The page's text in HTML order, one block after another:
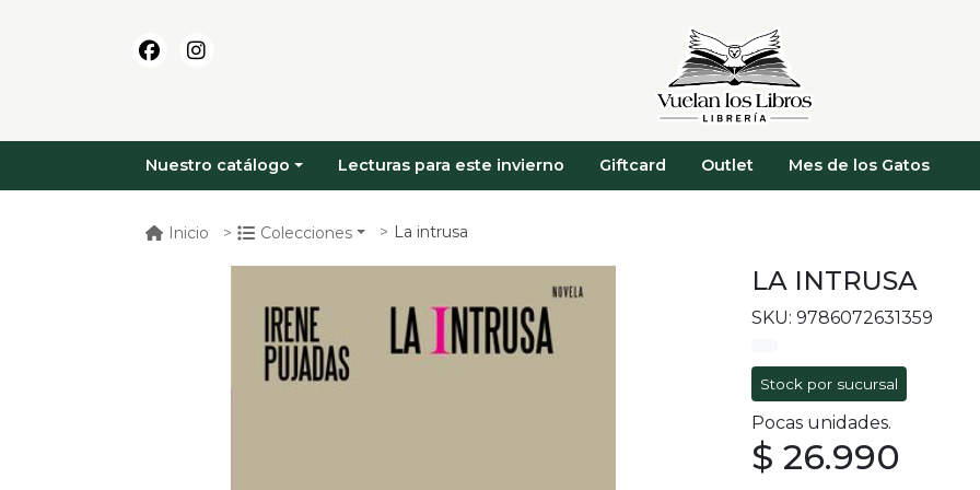
Nuestro catálogo Lecturas para este invierno Giftcard Outlet Mes de los Gatos
Inicio Colecciones La intrusa
LA INTRUSA
SKU: 9786072631359
Stock por sucursal
Pocas unidades.
$ 26.990